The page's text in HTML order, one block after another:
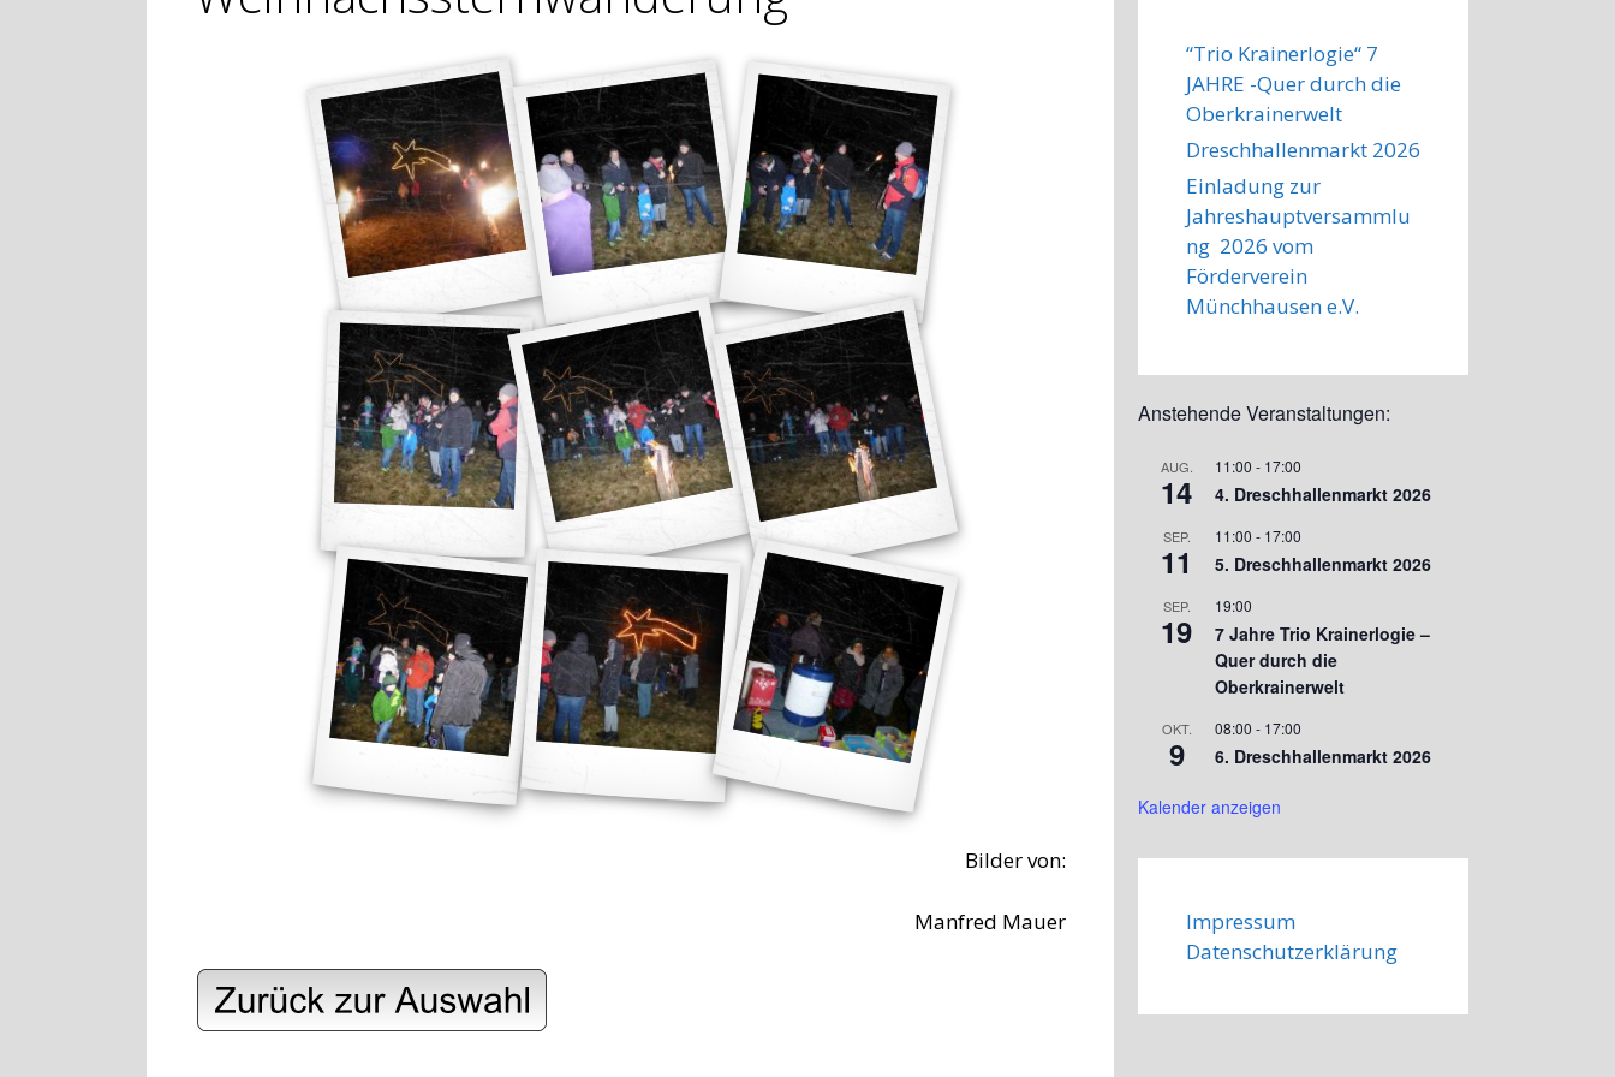
Bilder von:
Manfred Mauer
“Trio Krainerlogie“ 7
JAHRE -Quer durch die
Oberkrainerwelt
Dreschhallenmarkt 2026
Einladung zur
Jahreshauptversammlu
ng 2026 vom
Förderverein
Münchhausen e.V.
Anstehende Veranstaltungen:
AUG.
14
11:00 - 17:00
4. Dreschhallenmarkt 2026
SEP.
11
11:00 - 17:00
5. Dreschhallenmarkt 2026
SEP.
19
19:00
7 Jahre Trio Krainerlogie –
Quer durch die
Oberkrainerwelt
OKT.
9
08:00 - 17:00
6. Dreschhallenmarkt 2026
Kalender anzeigen
Impressum
Datenschutzerklärung